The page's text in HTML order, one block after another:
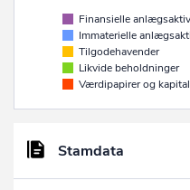
Finansielle
Immaterielle
Tilgodehavender
Likvide beholdninger
Værdipapirer og
Stamdata